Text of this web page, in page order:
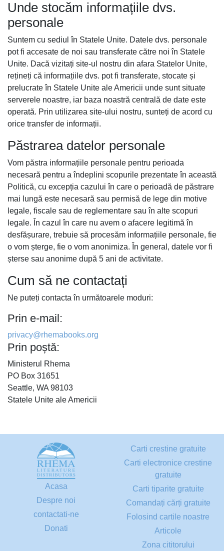
Unde stocăm informațiile dvs.
personale
Suntem cu sediul în Statele Unite. Datele dvs. personale
pot fi accesate de noi sau transferate către noi în Statele
Unite. Dacă vizitați site-ul nostru din afara Statelor Unite,
rețineți că informațiile dvs. pot fi transferate, stocate și
prelucrate în Statele Unite ale Americii unde sunt situate
serverele noastre, iar baza noastră centrală de date este
operată. Prin utilizarea site-ului nostru, sunteți de acord cu
orice transfer de informații.
Păstrarea datelor personale
Vom păstra informațiile personale pentru perioada
necesară pentru a îndeplini scopurile prezentate în această
Politică, cu excepția cazului în care o perioadă de păstrare
mai lungă este necesară sau permisă de lege din motive
legale, fiscale sau de reglementare sau în alte scopuri
legale. În cazul în care nu avem o afacere legitimă în
desfășurare, trebuie să procesăm informațiile personale, fie
o vom șterge, fie o vom anonimiza. În general, datele vor fi
șterse sau anonime după 5 ani de activitate.
Cum să ne contactați
Ne puteți contacta în următoarele moduri:
Prin e-mail:
privacy@rhemabooks.org
Prin poștă:
Ministerul Rhema
PO Box 31651
Seattle, WA 98103
Statele Unite ale Americii
Acasa
Despre noi
contactati-ne
Donati
Carti crestine gratuite
Carti electronice crestine
gratuite
Carti tiparite gratuite
Comandați cărți gratuite
Folosind cartile noastre
Articole
Zona cititorului